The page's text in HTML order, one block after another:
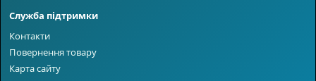
Служба підтримки
Контакти
Повернення товару
Карта сайту